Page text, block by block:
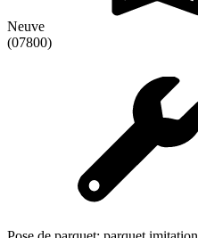
Neuve
(07800)